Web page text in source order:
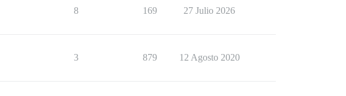
8 169 27 Julio 2026
3 879 12 Agosto 2020